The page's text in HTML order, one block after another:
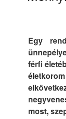
Egy
férfi
most,